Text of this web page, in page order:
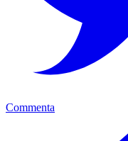
Commenta